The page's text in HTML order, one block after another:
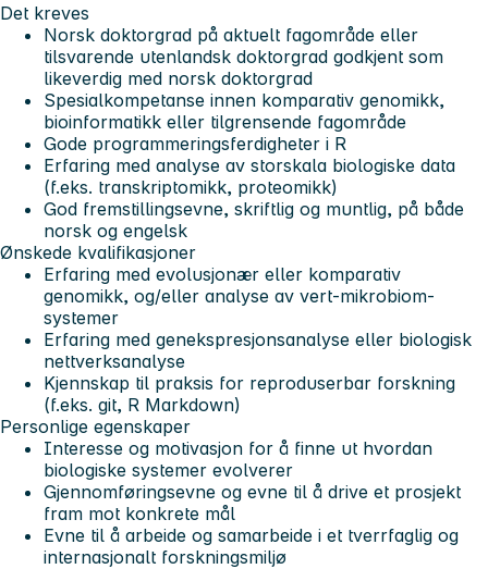
Det kreves
Norsk doktorgrad på aktuelt fagområde eller
tilsvarende utenlandsk doktorgrad godkjent som
likeverdig med norsk doktorgrad
Spesialkompetanse innen komparativ genomikk,
bioinformatikk eller tilgrensende fagområde
Gode programmeringsferdigheter i R
Erfaring med analyse av storskala biologiske data
(f.eks. transkriptomikk, proteomikk)
God fremstillingsevne, skriftlig og muntlig, på både
norsk og engelsk
Ønskede kvalifikasjoner
Erfaring med evolusjonær eller komparativ
genomikk, og/eller analyse av vert-mikrobiom-
systemer
Erfaring med genekspresjonsanalyse eller biologisk
nettverksanalyse
Kjennskap til praksis for reproduserbar forskning
(f.eks. git, R Markdown)
Personlige egenskaper
Interesse og motivasjon for å finne ut hvordan
biologiske systemer evolverer
Gjennomføringsevne og evne til å drive et prosjekt
fram mot konkrete mål
Evne til å arbeide og samarbeide i et tverrfaglig og
internasjonalt forskningsmiljø